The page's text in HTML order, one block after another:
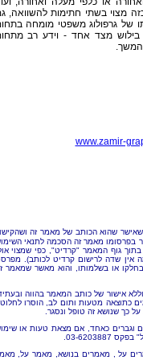
מצוי בשתי חתימות להשוואה,
של גרפולוג משפטי מומחה
בילוש מצד אחד - וידע רב
www.zamir-
שהוא הכותב של מאמר זה
בפרסומו מאמר זה הסכמה לתנאי
גוף המאמר "קרדיט", כפי שמצוי
שדה לרישום קרדיט לכותב).
או בשלמותו, והוא מאשר שמאמר
אישור של כותב המאמר בהווה
כתוצאה מטעות ותום לב, הוסרו
כך שנושא זה טופל ונסגר.
וגברים כאחד, אם מצאת טעות או
על , מאמרים בנושא, מאמר על,